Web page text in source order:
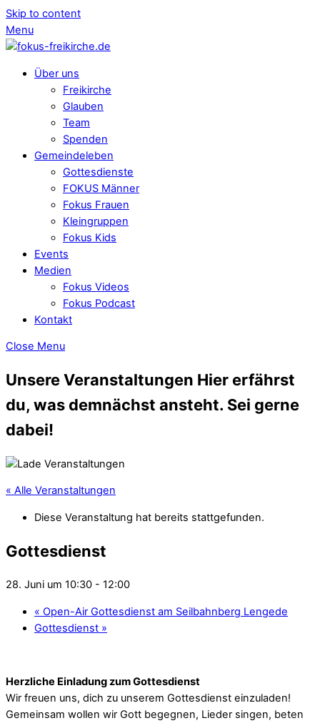
Skip to content
Menu
Über uns
Freikirche
Glauben
Team
Spenden
Gemeindeleben
Gottesdienste
FOKUS Männer
Fokus Frauen
Kleingruppen
Fokus Kids
Events
Medien
Fokus Videos
Fokus Podcast
Kontakt
Close Menu
Unsere Veranstaltungen Hier erfährst
du, was demnächst ansteht. Sei gerne
dabei!
« Alle Veranstaltungen
Diese Veranstaltung hat bereits stattgefunden.
Gottesdienst
28. Juni um 10:30 - 12:00
« Open-Air Gottesdienst am Seilbahnberg Lengede
Gottesdienst »
Herzliche Einladung zum Gottesdienst
Wir freuen uns, dich zu unserem Gottesdienst einzuladen!
Gemeinsam wollen wir Gott begegnen, Lieder singen, beten